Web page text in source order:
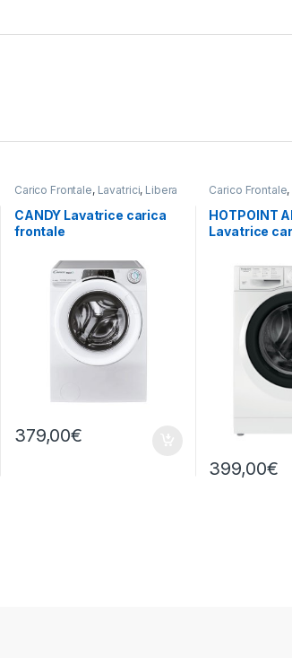
Carico Frontale, Lavatrici, Libera
CANDY Lavatrice carica
frontale
1400 RPM
379,00€
Carico Frontale,
Installazione
HOTPOINT
Lavatrice
1200RPM
399,00€